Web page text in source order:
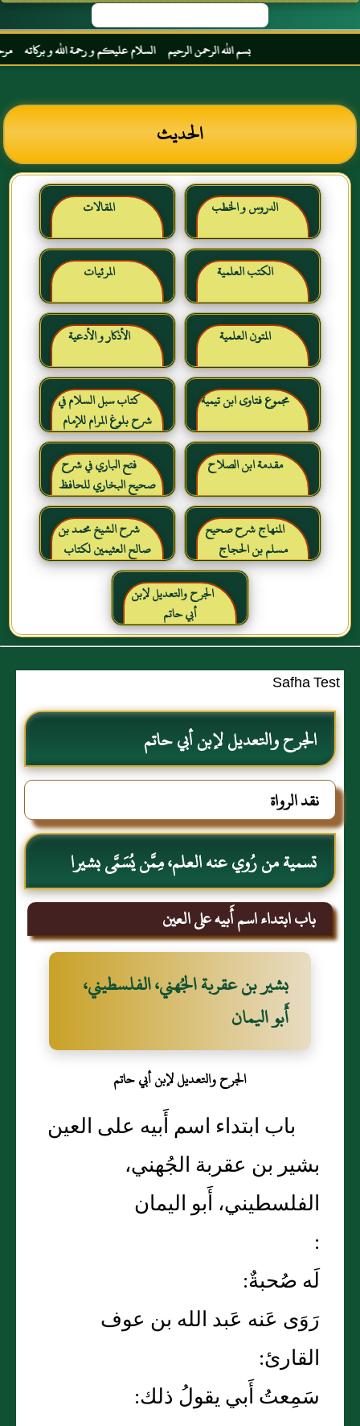
بسم الله الرحمن الرحيم السلام عليكم و رحمة الله و بركاته
الحديث
الدروس و الخطب المقالات
الكتب العلمية المرئيات
المتون العلمية الأذكار و الأدعية
مجموع فتاوى ابن تيمية
كتاب سبل السلام في
شرح بلوغ المرام للإمام
الصنعاني رحمه الله
مقدمة ابن الصلاح
فتح الباري في شرح
صحيح البخاري للحافظ
ابن حجر العسقلاني
المنهاج شرح صحيح
مسلم بن الحجاج
شرح الشيخ محمد بن
صالح العثيمين لكتاب
رياض الصالحين للإمام
النووي رحمهم الله تعالىالجرح والتعديل لإبن
أبي حاتم
Safha Test
الجرح والتعديل لإبن أبي حاتم
نقد الرواة
تسمية من رُوي عنه العلم، مِمَّن يُسَمَّى بشيرا
باب ابتداء اسم أَبيه على العين
بشير بن عقربة الجُهني، الفلسطيني،
أَبو اليمان
الجرح والتعديل لإبن أبي حاتم
باب ابتداء اسم أَبيه على العين
بشير بن عقربة الجُهني،
الفلسطيني، أَبو اليمان
:
لَه صُحبةٌ:
رَوَى عَنه عَبد الله بن عوف
القارئ:
سَمِعتُ أَبي يقولُ ذلك: